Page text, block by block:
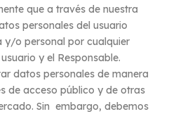
que a través de nuestra
personales del usuario
y/o personal por cualquier
y el Responsable.
datos personales de manera
de acceso público y de otras
Sin embargo, debemos